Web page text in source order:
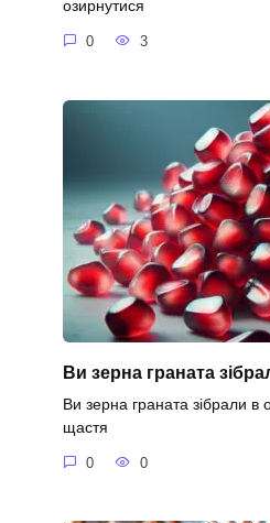
озирнутися
0 3
Ви зерна граната
Ви зерна граната зібрали в
щастя
0 0